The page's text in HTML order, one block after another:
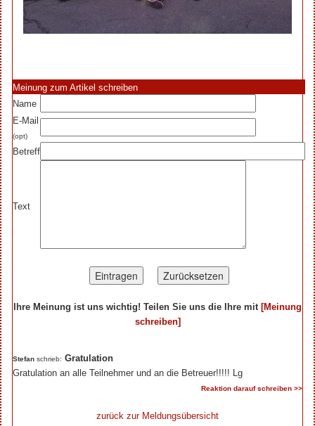
Meinung zum Artikel schreiben
Name
E-Mail
(opt)
Betreff
Text
Ihre Meinung ist uns wichtig! Teilen Sie uns die Ihre mit [Meinung
schreiben]
Stefan schrieb: Gratulation
Gratulation an alle Teilnehmer und an die Betreuer!!!!! Lg
Reaktion darauf schreiben >>
zurück zur Meldungsübersicht